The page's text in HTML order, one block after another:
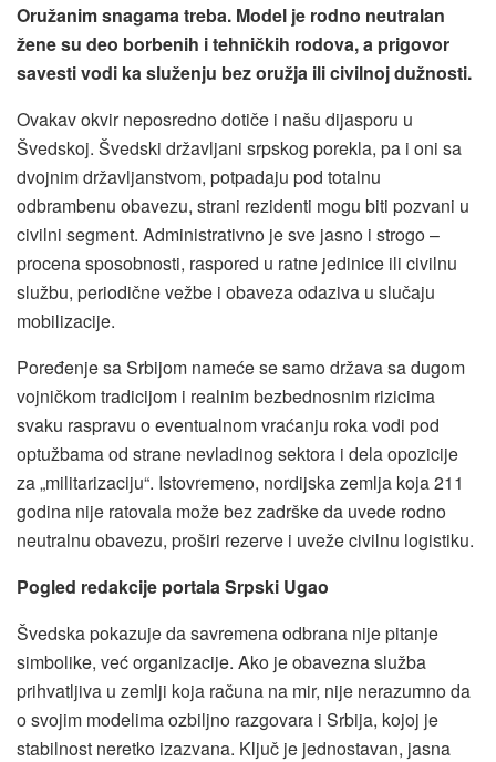
Oružanim snagama treba. Model je rodno neutralan
žene su deo borbenih i tehničkih rodova, a prigovor
savesti vodi ka služenju bez oružja ili civilnoj dužnosti.
Ovakav okvir neposredno dotiče i našu dijasporu u
Švedskoj. Švedski državljani srpskog porekla, pa i oni sa
dvojnim državljanstvom, potpadaju pod totalnu
odbrambenu obavezu, strani rezidenti mogu biti pozvani u
civilni segment. Administrativno je sve jasno i strogo –
procena sposobnosti, raspored u ratne jedinice ili civilnu
službu, periodične vežbe i obaveza odaziva u slučaju
mobilizacije.
Poređenje sa Srbijom nameće se samo država sa dugom
vojničkom tradicijom i realnim bezbednosnim rizicima
svaku raspravu o eventualnom vraćanju roka vodi pod
optužbama od strane nevladinog sektora i dela opozicije
za „militarizaciju“. Istovremeno, nordijska zemlja koja 211
godina nije ratovala može bez zadrške da uvede rodno
neutralnu obavezu, proširi rezerve i uveže civilnu logistiku.
Pogled redakcije portala Srpski Ugao
Švedska pokazuje da savremena odbrana nije pitanje
simbolike, već organizacije. Ako je obavezna služba
prihvatljiva u zemlji koja računa na mir, nije nerazumno da
o svojim modelima ozbiljno razgovara i Srbija, kojoj je
stabilnost neretko izazvana. Ključ je jednostavan, jasna